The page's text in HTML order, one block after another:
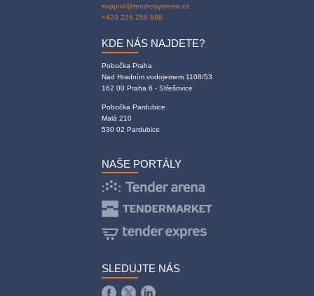
support@tendersystems.cz
+420 226 258 888
KDE NÁS NAJDETE?
Pobočka Praha
Nad Hradním vodojemem 1108/53
162 00 Praha 6 - Střešovice
Pobočka Pardubice
Malá 210
530 02 Pardubice
NAŠE PORTÁLY
SLEDUJTE NÁS